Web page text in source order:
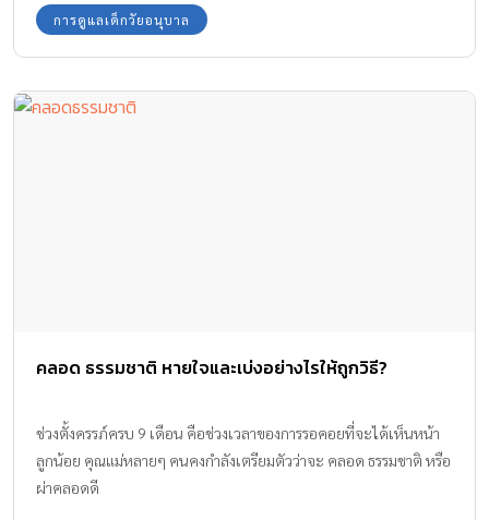
ขวบการดูแลเด็กวัยอนุบาล
คลอด ธรรมชาติ หายใจและเบ่งอย่างไรให้ถูกวิธี?
ช่วงตั้งครรภ์ครบ 9 เดือน คือช่วงเวลาของการรอคอยที่จะได้เห็นหน้า
ลูกน้อย คุณแม่หลายๆ คนคงกำลังเตรียมตัวว่าจะ คลอด ธรรมชาติ หรือ
ผ่าคลอดดี